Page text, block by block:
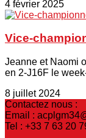
4 février 2025
Vice-
Jeanne et Naomi
en 2-J16F le
8 juillet 2024
Contactez nous :
Email :
Tel : +33 7 63 20